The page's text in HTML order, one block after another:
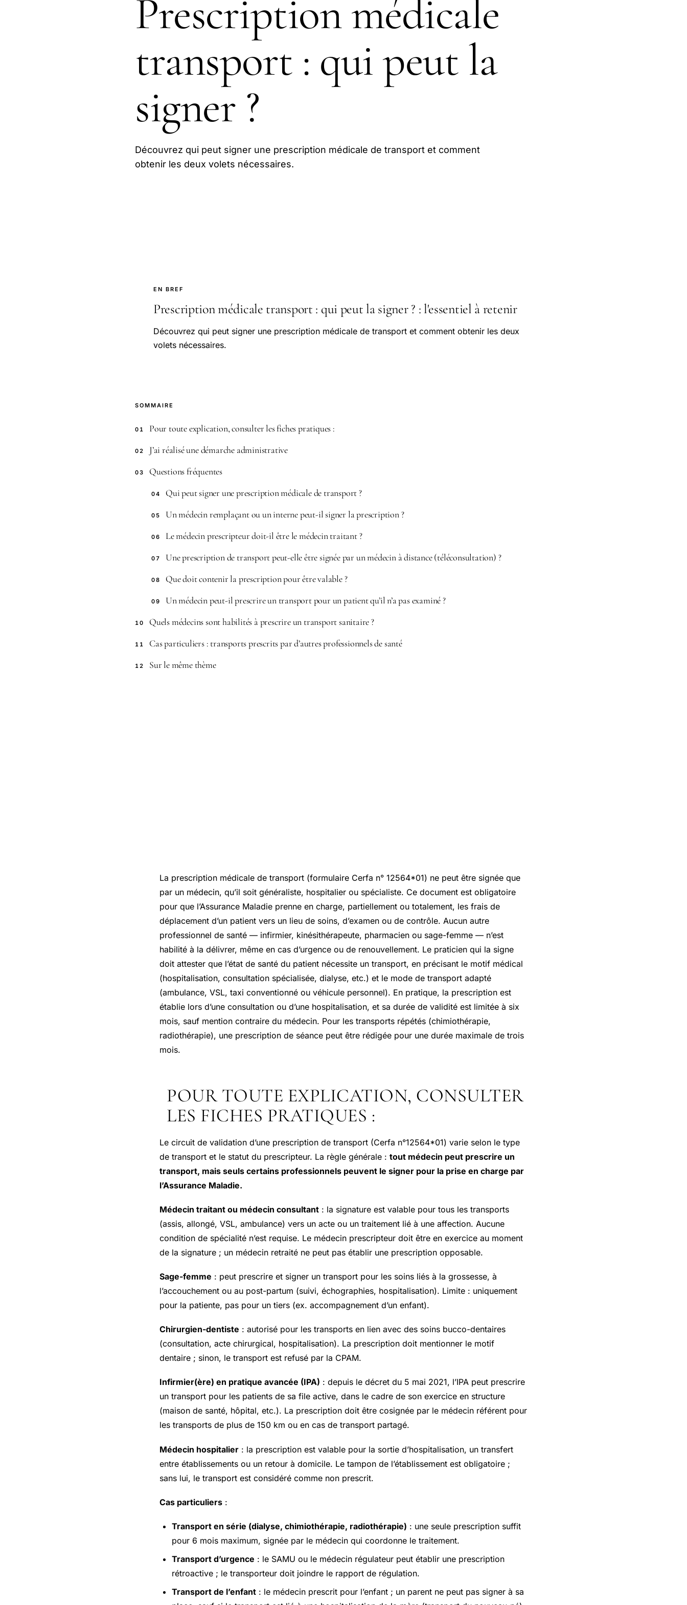
Prescription médicale
transport : qui peut la
signer ?
Découvrez qui peut signer une prescription médicale de transport et comment
obtenir les deux volets nécessaires.
EN BREF
Prescription médicale transport : qui peut la signer ? : l'essentiel à retenir
Découvrez qui peut signer une prescription médicale de transport et comment obtenir les deux
volets nécessaires.
SOMMAIRE
01 Pour toute explication, consulter les fiches pratiques :
02 J’ai réalisé une démarche administrative
03 Questions fréquentes
04 Qui peut signer une prescription médicale de transport ?
05 Un médecin remplaçant ou un interne peut-il signer la prescription ?
06 Le médecin prescripteur doit-il être le médecin traitant ?
07 Une prescription de transport peut-elle être signée par un médecin à distance (téléconsultation) ?
08 Que doit contenir la prescription pour être valable ?
09 Un médecin peut-il prescrire un transport pour un patient qu’il n’a pas examiné ?
10 Quels médecins sont habilités à prescrire un transport sanitaire ?
11 Cas particuliers : transports prescrits par d’autres professionnels de santé
12 Sur le même thème
La prescription médicale de transport (formulaire Cerfa n° 12564*01) ne peut être signée que
par un médecin, qu’il soit généraliste, hospitalier ou spécialiste. Ce document est obligatoire
pour que l’Assurance Maladie prenne en charge, partiellement ou totalement, les frais de
déplacement d’un patient vers un lieu de soins, d’examen ou de contrôle. Aucun autre
professionnel de santé — infirmier, kinésithérapeute, pharmacien ou sage-femme — n’est
habilité à la délivrer, même en cas d’urgence ou de renouvellement. Le praticien qui la signe
doit attester que l’état de santé du patient nécessite un transport, en précisant le motif médical
(hospitalisation, consultation spécialisée, dialyse, etc.) et le mode de transport adapté
(ambulance, VSL, taxi conventionné ou véhicule personnel). En pratique, la prescription est
établie lors d’une consultation ou d’une hospitalisation, et sa durée de validité est limitée à six
mois, sauf mention contraire du médecin. Pour les transports répétés (chimiothérapie,
radiothérapie), une prescription de séance peut être rédigée pour une durée maximale de trois
mois.
POUR TOUTE EXPLICATION, CONSULTER
LES FICHES PRATIQUES :
Le circuit de validation d’une prescription de transport (Cerfa n°12564*01) varie selon le type
de transport et le statut du prescripteur. La règle générale : tout médecin peut prescrire un
transport, mais seuls certains professionnels peuvent le signer pour la prise en charge par
l’Assurance Maladie.
Médecin traitant ou médecin consultant : la signature est valable pour tous les transports
(assis, allongé, VSL, ambulance) vers un acte ou un traitement lié à une affection. Aucune
condition de spécialité n’est requise. Le médecin prescripteur doit être en exercice au moment
de la signature ; un médecin retraité ne peut pas établir une prescription opposable.
Sage-femme : peut prescrire et signer un transport pour les soins liés à la grossesse, à
l’accouchement ou au post-partum (suivi, échographies, hospitalisation). Limite : uniquement
pour la patiente, pas pour un tiers (ex. accompagnement d’un enfant).
Chirurgien-dentiste : autorisé pour les transports en lien avec des soins bucco-dentaires
(consultation, acte chirurgical, hospitalisation). La prescription doit mentionner le motif
dentaire ; sinon, le transport est refusé par la CPAM.
Infirmier(ère) en pratique avancée (IPA) : depuis le décret du 5 mai 2021, l’IPA peut prescrire
un transport pour les patients de sa file active, dans le cadre de son exercice en structure
(maison de santé, hôpital, etc.). La prescription doit être cosignée par le médecin référent pour
les transports de plus de 150 km ou en cas de transport partagé.
Médecin hospitalier : la prescription est valable pour la sortie d’hospitalisation, un transfert
entre établissements ou un retour à domicile. Le tampon de l’établissement est obligatoire ;
sans lui, le transport est considéré comme non prescrit.
Cas particuliers :
Transport en série (dialyse, chimiothérapie, radiothérapie) : une seule prescription suffit
pour 6 mois maximum, signée par le médecin qui coordonne le traitement.
Transport d’urgence : le SAMU ou le médecin régulateur peut établir une prescription
rétroactive ; le transporteur doit joindre le rapport de régulation.
Transport de l’enfant : le médecin prescrit pour l’enfant ; un parent ne peut pas signer à sa